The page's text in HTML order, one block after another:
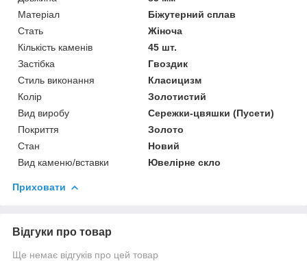
Матеріал
Біжутерний сплав
Стать
Жіноча
Кількість каменів
45 шт.
Застібка
Гвоздик
Стиль виконання
Класицизм
Колір
Золотистий
Вид виробу
Сережки-цвяшки (Пусети)
Покриття
Золото
Стан
Новий
Вид каменю/вставки
Ювелірне скло
Приховати
Відгуки про товар
Ще немає відгуків про цей товар